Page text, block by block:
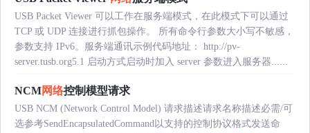
USB Packet Viewer 可以工作在服务端模式，在此模式下可以通过
TCP 或 UDP 连接进行抓包操作。 所有命令行参数大小写不敏感，
参数支持 IPv6。服务端通讯示例代码地址： http://pv-
server.tusb.org5.1 启动方式启动时加入 server 参数进入服务器......
NCM网络控制模型请求
USB NCM (Network Control Model) 请求描述请求名称描述必需/可
选参考SendEncapsulatedCommand以支持的控制协议格式发送命